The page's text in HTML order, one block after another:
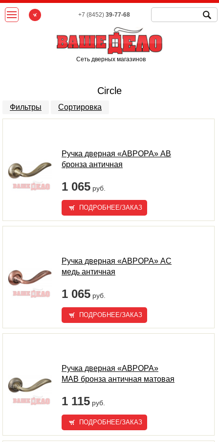
Circle
Фильтры Сортировка
Ручка дверная «АВРОРА» AB
бронза античная
1 065 руб.
ПОДРОБНЕЕ/ЗАКАЗ
Ручка дверная «АВРОРА» AC
медь античная
1 065 руб.
ПОДРОБНЕЕ/ЗАКАЗ
Ручка дверная «АВРОРА»
MAB бронза античная матовая
1 115 руб.
ПОДРОБНЕЕ/ЗАКАЗ
Сеть дверных магазинов
+7 (8452)39-77-68